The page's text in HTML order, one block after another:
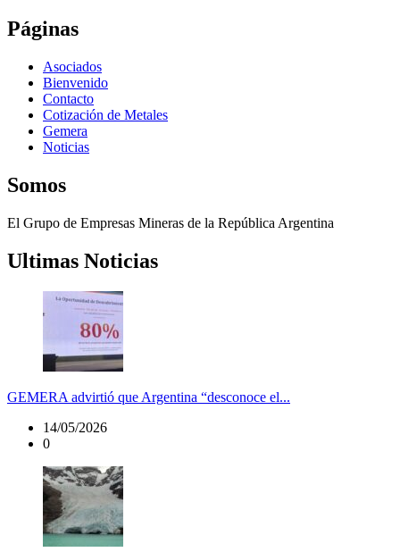
Páginas
Asociados
Bienvenido
Contacto
Cotización de Metales
Gemera
Noticias
Somos
El Grupo de Empresas Mineras de la República Argentina
Ultimas Noticias
GEMERA advirtió que Argentina “desconoce el...
14/05/2026
0